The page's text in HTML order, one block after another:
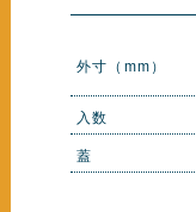
外寸（mm）
入数
蓋